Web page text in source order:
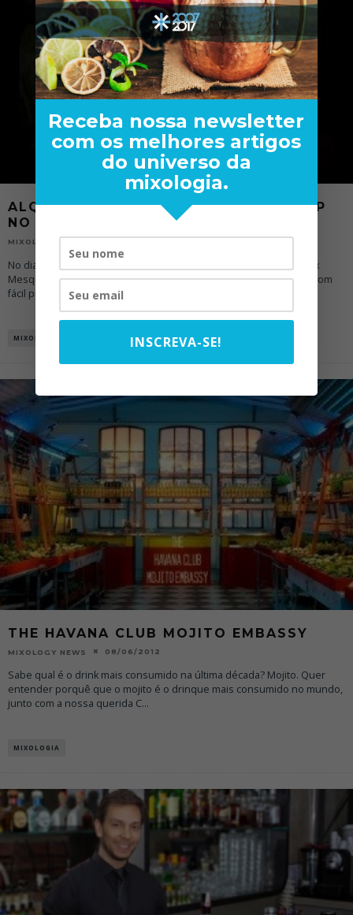
ALQUIMIA DOS DRINQUES | WORKSHOP
NO RJ
MIXOLOGY NEWS
No dia 1 de agosto, quarta feira às 18:30, o mixologista carioca Alex
Mesquita vai ministrar um workshop de preparação de drinques com
fácil preparo chamado Alq
MIXOLOGIA
THE HAVANA CLUB MOJITO EMBASSY
MIXOLOGY NEWS 08/06/2012
Sabe qual é o drink mais consumido na última década? Mojito. Quer
entender porquê que o mojito é o drinque mais consumido no mundo,
junto com a nossa querida C...
MIXOLOGIA
Receba nossa newsletter
com os melhores artigos
do universo da
mixologia.
INSCREVA-SE!